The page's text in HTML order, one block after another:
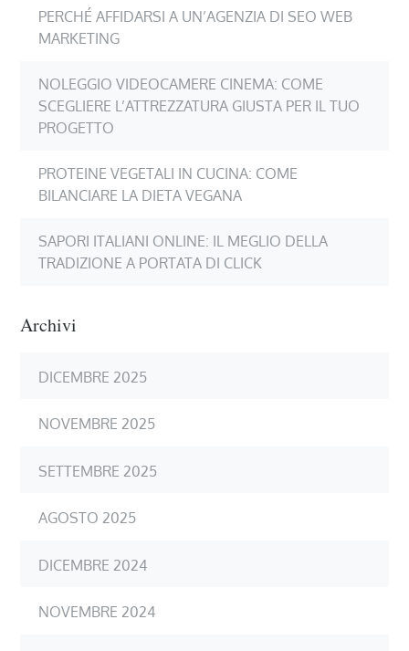
PERCHÉ AFFIDARSI A UN’AGENZIA DI SEO WEB
MARKETING
NOLEGGIO VIDEOCAMERE CINEMA: COME
SCEGLIERE L’ATTREZZATURA GIUSTA PER IL TUO
PROGETTO
PROTEINE VEGETALI IN CUCINA: COME
BILANCIARE LA DIETA VEGANA
SAPORI ITALIANI ONLINE: IL MEGLIO DELLA
TRADIZIONE A PORTATA DI CLICK
Archivi
DICEMBRE 2025
NOVEMBRE 2025
SETTEMBRE 2025
AGOSTO 2025
DICEMBRE 2024
NOVEMBRE 2024